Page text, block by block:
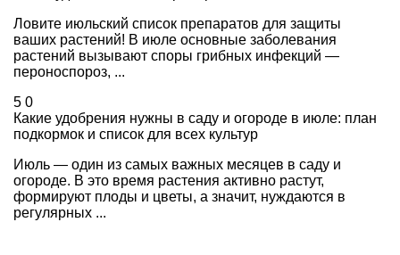
Ловите июльский список препаратов для защиты
ваших растений! В июле основные заболевания
растений вызывают споры грибных инфекций —
пероноспороз, ...
5 0
Какие удобрения нужны в саду и огороде в июле: план
подкормок и список для всех культур
Июль — один из самых важных месяцев в саду и
огороде. В это время растения активно растут,
формируют плоды и цветы, а значит, нуждаются в
регулярных ...